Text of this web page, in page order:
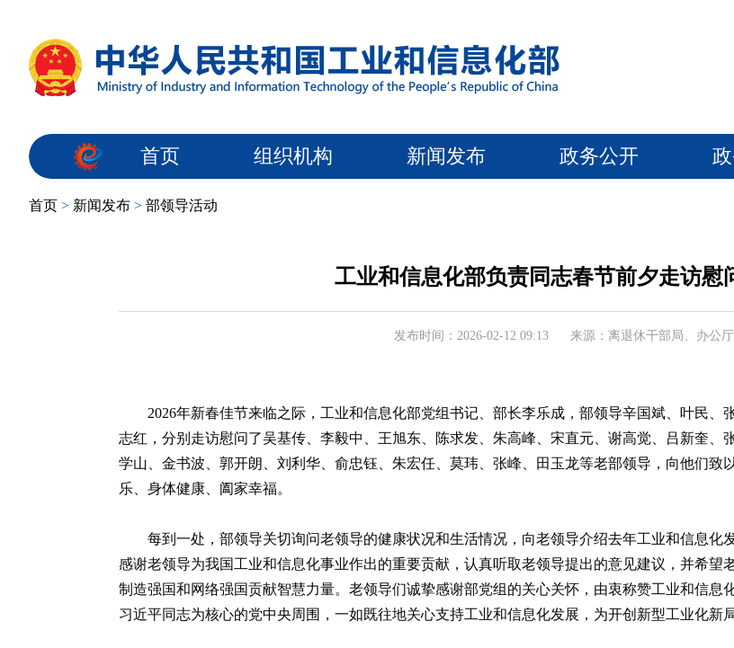
首页 组织机构 新闻发布 政务公开
首页 > 新闻发布 > 部领导活动
工业和信息化部负责同志春节前夕走访慰
发布时间：2026-02-12 09:13 来源：离退休干部局、办公
2026年新春佳节来临之际，工业和信息化部党组书记、部长李乐成，部领导辛国斌、叶民
志红，分别走访慰问了吴基传、李毅中、王旭东、陈求发、朱高峰、宋直元、谢高觉、吕新奎、
学山、金书波、郭开朗、刘利华、俞忠钰、朱宏任、莫玮、张峰、田玉龙等老部领导，向他们
乐、身体健康、阖家幸福。
每到一处，部领导关切询问老领导的健康状况和生活情况，向老领导介绍去年工业和信息化
感谢老领导为我国工业和信息化事业作出的重要贡献，认真听取老领导提出的意见建议，并希
制造强国和网络强国贡献智慧力量。老领导们诚挚感谢部党组的关心关怀，由衷称赞工业和信息
习近平同志为核心的党中央周围，一如既往地关心支持工业和信息化发展，为开创新型工业化新